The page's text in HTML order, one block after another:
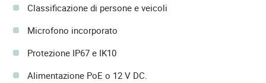
Classificazione di persone e veicoli
Microfono incorporato
Protezione IP67 e IK10
Alimentazione PoE o 12 V DC.